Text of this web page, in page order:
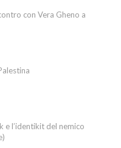
con Vera Gheno a
e l’identikit del nemico